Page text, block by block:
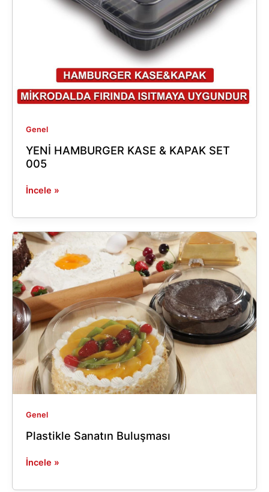
Genel
YENİ HAMBURGER KASE & KAPAK SET
005
İncele »
Genel
Plastikle Sanatın Buluşması
Plastikle
Sanatın
Buluşması
İncele »